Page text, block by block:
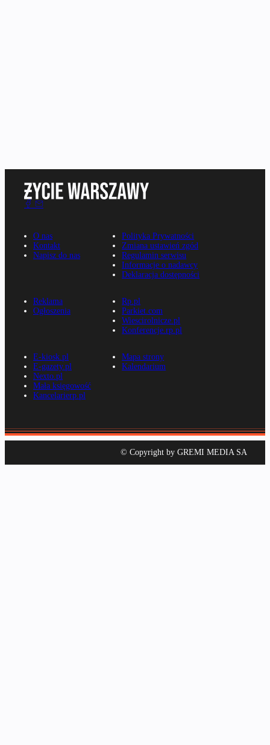
O nas
Kontakt
Napisz do nas
Polityka Prywatności
Zmiana ustawień zgód
Regulamin serwisu
Informacje o nadawcy
Deklaracja dostępności
Reklama
Ogłoszenia
Rp.pl
Parkiet.com
Wiescirolnicze.pl
Konferencje.rp.pl
E-kiosk.pl
E-gazety.pl
Nexto.pl
Mała księgowość
Kancelarierp.pl
Mapa strony
Kalendarium
© Copyright by GREMI MEDIA SA